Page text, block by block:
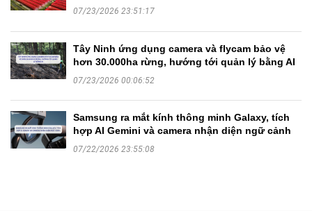
07/23/2026 23:51:17
Tây Ninh ứng dụng camera và flycam bảo vệ
hơn 30.000ha rừng, hướng tới quản lý bằng AI
07/23/2026 00:06:52
Samsung ra mắt kính thông minh Galaxy, tích
hợp AI Gemini và camera nhận diện ngữ cảnh
07/22/2026 23:55:08